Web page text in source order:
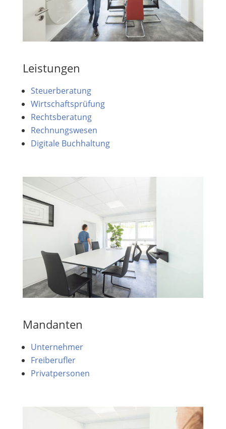
Leistungen
Steuerberatung
Wirtschaftsprüfung
Rechtsberatung
Rechnungswesen
Digitale Buchhaltung
Mandanten
Unternehmer
Freiberufler
Privatpersonen